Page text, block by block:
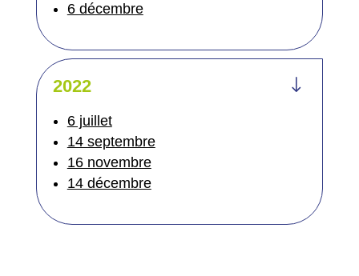
6 décembre
2022 "
6 juillet
14 septembre
16 novembre
14 décembre